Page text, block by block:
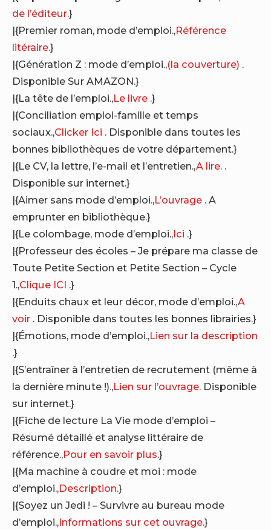
de l’éditeur.}
|{Premier roman, mode d’emploi.,Référence
litéraire.}
|{Génération Z : mode d’emploi.,(la couverture) .
Disponible Sur AMAZON.}
|{La tête de l’emploi.,Le livre .}
|{Conciliation emploi-famille et temps
sociaux.,Clicker Ici . Disponible dans toutes les
bonnes bibliothèques de votre département.}
|{Le CV, la lettre, l’e-mail et l’entretien.,A lire. .
Disponible sur internet.}
|{Aimer sans mode d’emploi.,L’ouvrage . A
emprunter en bibliothèque.}
|{Le colombage, mode d’emploi.,Ici .}
|{Professeur des écoles – Je prépare ma classe de
Toute Petite Section et Petite Section – Cycle
1.,Clique ICI .}
|{Enduits chaux et leur décor, mode d’emploi.,A
voir . Disponible dans toutes les bonnes librairies.}
|{Émotions, mode d’emploi.,Lien sur la description
.}
|{S’entraîner à l’entretien de recrutement (même à
la dernière minute !).,Lien sur l’ouvrage. Disponible
sur internet.}
|{Fiche de lecture La Vie mode d’emploi –
Résumé détaillé et analyse littéraire de
référence.,Pour en savoir plus.}
|{Ma machine à coudre et moi : mode
d’emploi.,Description.}
|{Soyez un Jedi ! – Survivre au bureau mode
d’emploi.,Informations sur cet ouvrage.}